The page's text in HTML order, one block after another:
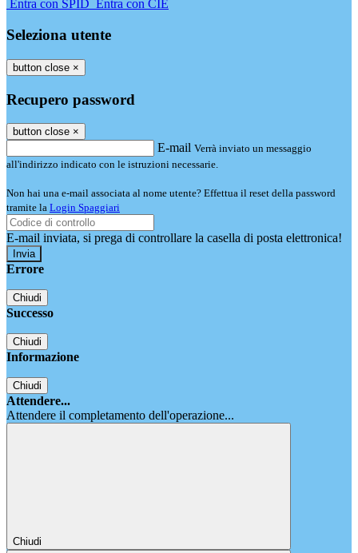
Entra con SPID Entra con CIE
Seleziona utente
button close ×
Recupero password
button close ×
E-mail Verrà inviato un messaggio
all'indirizzo indicato con le istruzioni necessarie.
Non hai una e-mail associata al nome utente? Effettua il reset della password
tramite la Login Spaggiari
E-mail inviata, si prega di controllare la casella di posta elettronica!
Errore
Chiudi
Successo
Chiudi
Informazione
Chiudi
Attendere...
Attendere il completamento dell'operazione...
Chiudi